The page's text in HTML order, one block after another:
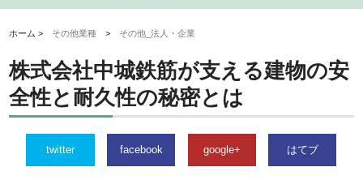
ホーム > その他業種 > その他_法人・企業
株式会社中城鉄筋が支える建物の安
全性と耐久性の秘密とは
twitter facebook google+ はてブ